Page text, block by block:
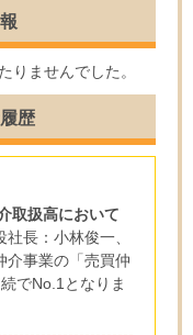
りませんでした。
歴
取扱高において
長：小林俊一、
介事業の「売買仲
でNo.1となりま